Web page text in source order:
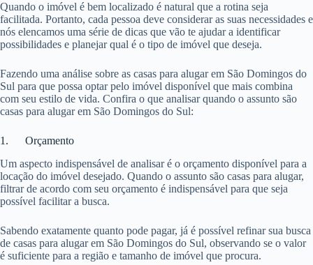
Quando o imóvel é bem localizado é natural que a rotina seja
facilitada. Portanto, cada pessoa deve considerar as suas necessidades e
nós elencamos uma série de dicas que vão te ajudar a identificar
possibilidades e planejar qual é o tipo de imóvel que deseja.
Fazendo uma análise sobre as casas para alugar em São Domingos do
Sul para que possa optar pelo imóvel disponível que mais combina
com seu estilo de vida. Confira o que analisar quando o assunto são
casas para alugar em São Domingos do Sul:
1. Orçamento
Um aspecto indispensável de analisar é o orçamento disponível para a
locação do imóvel desejado. Quando o assunto são casas para alugar,
filtrar de acordo com seu orçamento é indispensável para que seja
possível facilitar a busca.
Sabendo exatamente quanto pode pagar, já é possível refinar sua busca
de casas para alugar em São Domingos do Sul, observando se o valor
é suficiente para a região e tamanho de imóvel que procura.